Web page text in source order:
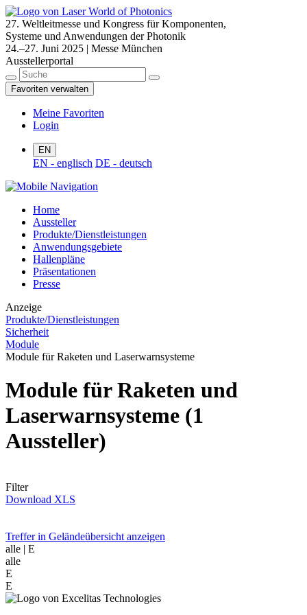
27. Weltleitmesse und Kongress für Komponenten,
Systeme und Anwendungen der Photonik
24.–27. Juni 2025 | Messe München
Ausstellerportal
Favoriten verwalten
Meine Favoriten
Login
EN
EN - englisch DE - deutsch
Home
Aussteller
Produkte/Dienstleistungen
Anwendungsgebiete
Hallenpläne
Präsentationen
Presse
Anzeige
Produkte/Dienstleistungen
Sicherheit
Module
Module für Raketen und Laserwarnsysteme
Module für Raketen und
Laserwarnsysteme (1
Aussteller)
Filter
Download XLS
Treffer in Geländeübersicht anzeigen
alle | E
alle
E
E